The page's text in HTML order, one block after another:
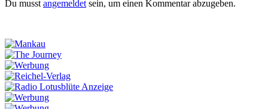
Du musst angemeldet sein, um einen Kommentar abzugeben.